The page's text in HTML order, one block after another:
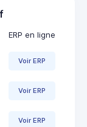
ERP en ligne
Voir ERP
Voir ERP
Voir ERP